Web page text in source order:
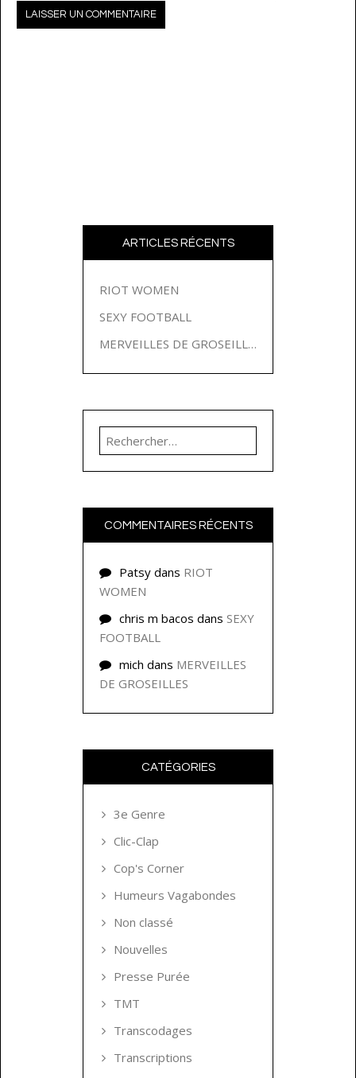
ARTICLES RÉCENTS
RIOT WOMEN
SEXY FOOTBALL
MERVEILLES DE GROSEILLES
Rechercher :
COMMENTAIRES RÉCENTS
Patsy dans RIOT
WOMEN
chris m bacos dans SEXY
FOOTBALL
mich dans MERVEILLES
DE GROSEILLES
CATÉGORIES
3e Genre
Clic-Clap
Cop's Corner
Humeurs Vagabondes
Non classé
Nouvelles
Presse Purée
TMT
Transcodages
Transcriptions